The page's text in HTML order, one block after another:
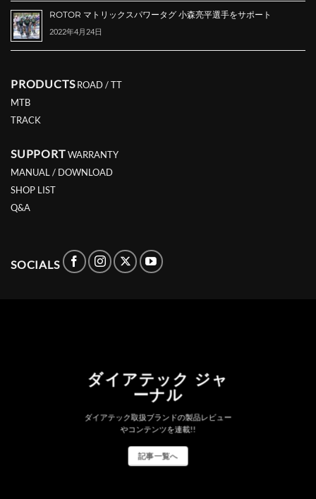
ROTOR マトリックスパワータグ 小森亮平選手をサポート
2022年4月24日
PRODUCTS ROAD / TT
MTB
TRACK
SUPPORT WARRANTY
MANUAL / DOWNLOAD
SHOP LIST
Q&A
SOCIALS
ダイアテック ジャ
ーナル
ダイアテック取扱ブランドの製品レビュー
やコンテンツを連載!!
記事一覧へ